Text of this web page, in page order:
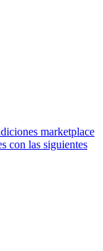
marketplace
con las siguientes